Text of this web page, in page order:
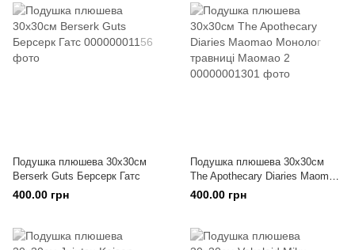
Подушка плюшева 30х30см
Berserk Guts Берсерк Гатс
400.00 грн
Подушка плюшева 30х30см
The Apothecary Diaries Maomao
Монолог травниці Маомао 2
400.00 грн